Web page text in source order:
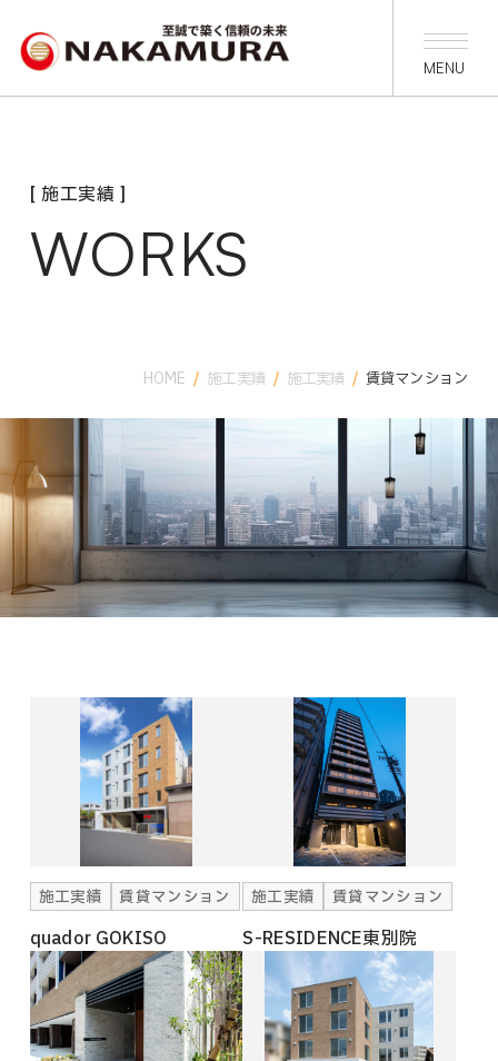
[ 施工実績 ]
WORKS
HOME / 施工実績 / 施工実績 / 賃貸マンション
施工実績 賃貸マンション
quador GOKISO
施工実績 賃貸マンション
S-RESIDENCE東別院